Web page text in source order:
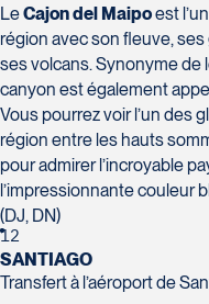
LeCajon del Maipoest
région avec son fleuve,
ses volcans. Synonyme de
canyon est également
Vous pourrez voir l’un des
région entre les hauts
pour admirer l’incroyable
l’impressionnante couleur
(DJ, DN)
12
SANTIAGO
Transfert à l’aéroport de